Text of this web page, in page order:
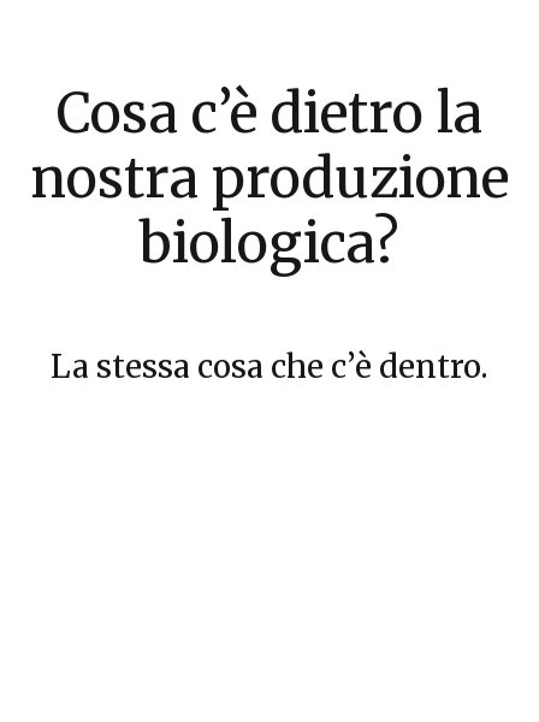
Cosa c’è dietro la
nostra produzione
biologica?
La stessa cosa che c’è dentro.